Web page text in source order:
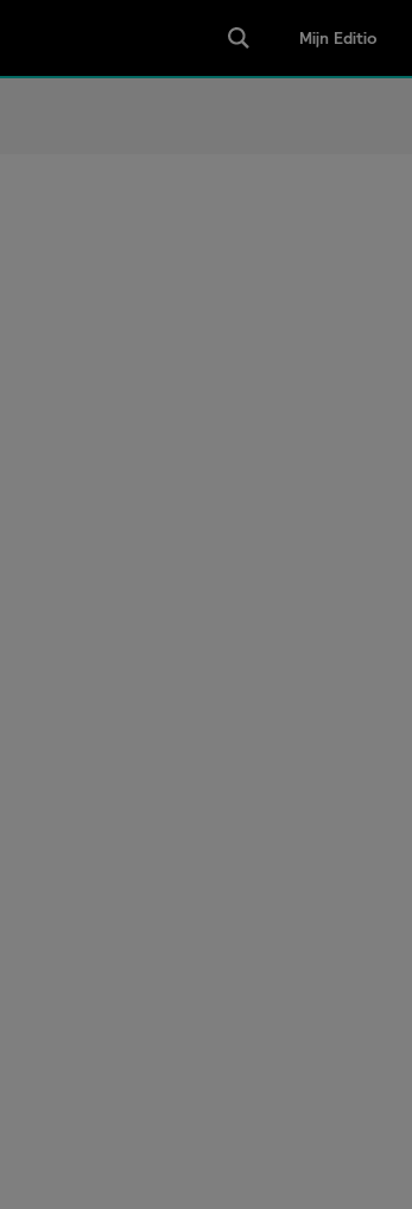
Mijn Editio